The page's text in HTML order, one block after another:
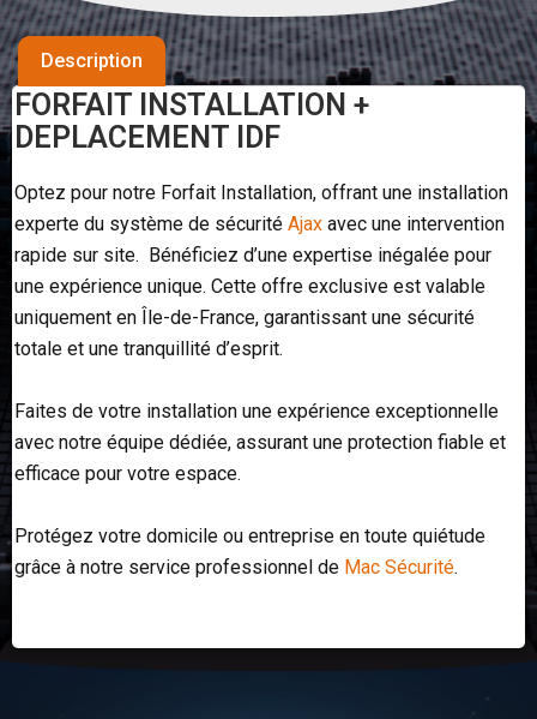
Description
FORFAIT INSTALLATION +
DEPLACEMENT IDF
Optez pour notre Forfait Installation, offrant une installation
experte du système de sécurité Ajax avec une intervention
rapide sur site. Bénéficiez d’une expertise inégalée pour
une expérience unique. Cette offre exclusive est valable
uniquement en Île-de-France, garantissant une sécurité
totale et une tranquillité d’esprit.
Faites de votre installation une expérience exceptionnelle
avec notre équipe dédiée, assurant une protection fiable et
efficace pour votre espace.
Protégez votre domicile ou entreprise en toute quiétude
grâce à notre service professionnel de Mac Sécurité.